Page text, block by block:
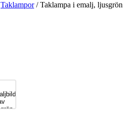
Taklampor/Taklampa i emalj, ljusgrön